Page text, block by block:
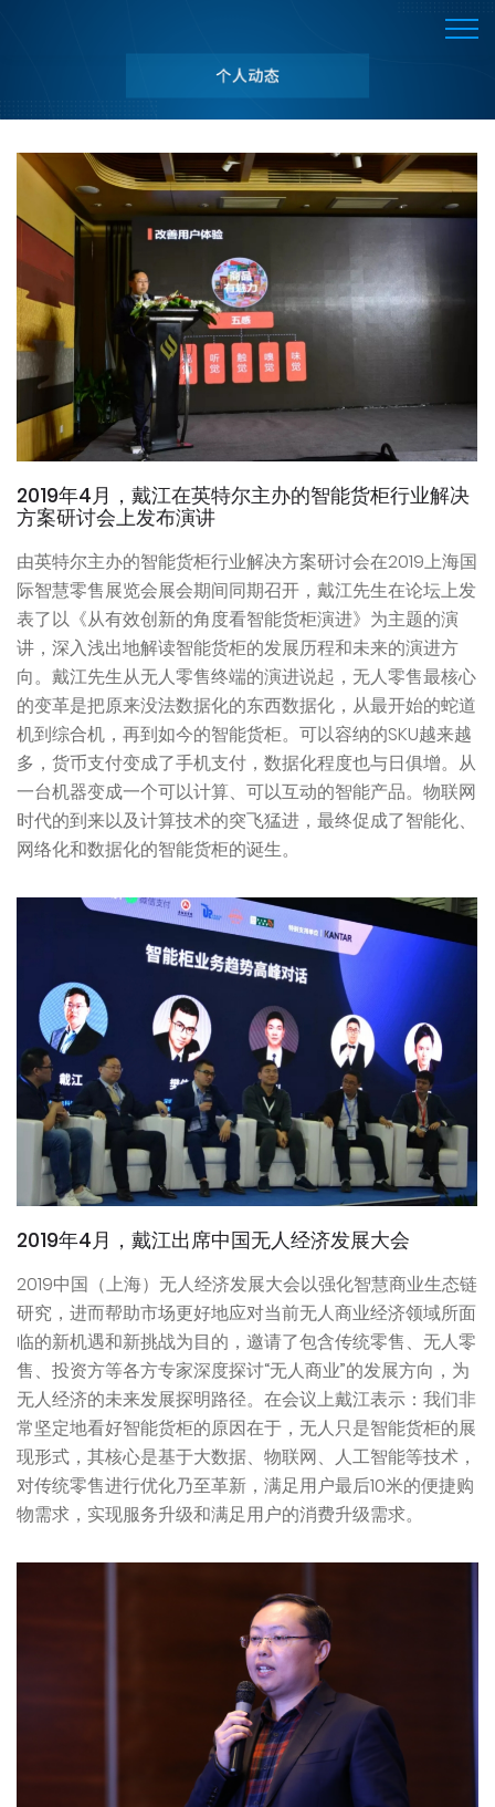
2019年4月，戴江在英特尔主办的智能货柜行业解决
方案研讨会上发布演讲
由英特尔主办的智能货柜行业解决方案研讨会在2019上海国
际智慧零售展览会展会期间同期召开，戴江先生在论坛上发
表了以《从有效创新的角度看智能货柜演进》为主题的演
讲，深入浅出地解读智能货柜的发展历程和未来的演进方
向。戴江先生从无人零售终端的演进说起，无人零售最核心
的变革是把原来没法数据化的东西数据化，从最开始的蛇道
机到综合机，再到如今的智能货柜。可以容纳的SKU越来越
多，货币支付变成了手机支付，数据化程度也与日俱增。从
一台机器变成一个可以计算、可以互动的智能产品。物联网
时代的到来以及计算技术的突飞猛进，最终促成了智能化、
网络化和数据化的智能货柜的诞生。
2019年4月，戴江出席中国无人经济发展大会
2019中国（上海）无人经济发展大会以强化智慧商业生态链
研究，进而帮助市场更好地应对当前无人商业经济领域所面
临的新机遇和新挑战为目的，邀请了包含传统零售、无人零
售、投资方等各方专家深度探讨“无人商业”的发展方向，为
无人经济的未来发展探明路径。在会议上戴江表示：我们非
常坚定地看好智能货柜的原因在于，无人只是智能货柜的展
现形式，其核心是基于大数据、物联网、人工智能等技术，
对传统零售进行优化乃至革新，满足用户最后10米的便捷购
物需求，实现服务升级和满足用户的消费升级需求。